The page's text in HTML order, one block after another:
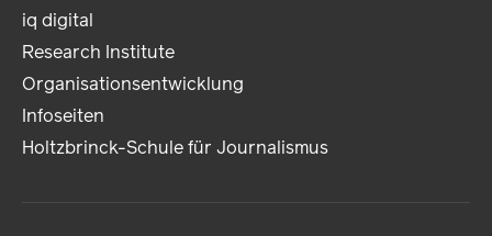
iq digital
Research Institute
Organisationsentwicklung
Infoseiten
Holtzbrinck-Schule für Journalismus